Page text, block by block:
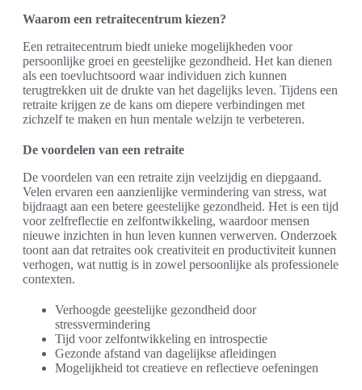
Waarom een retraitecentrum kiezen?
Een retraitecentrum biedt unieke mogelijkheden voor
persoonlijke groei en geestelijke gezondheid. Het kan dienen
als een toevluchtsoord waar individuen zich kunnen
terugtrekken uit de drukte van het dagelijks leven. Tijdens een
retraite krijgen ze de kans om diepere verbindingen met
zichzelf te maken en hun mentale welzijn te verbeteren.
De voordelen van een retraite
De voordelen van een retraite zijn veelzijdig en diepgaand.
Velen ervaren een aanzienlijke vermindering van stress, wat
bijdraagt aan een betere geestelijke gezondheid. Het is een tijd
voor zelfreflectie en zelfontwikkeling, waardoor mensen
nieuwe inzichten in hun leven kunnen verwerven. Onderzoek
toont aan dat retraites ook creativiteit en productiviteit kunnen
verhogen, wat nuttig is in zowel persoonlijke als professionele
contexten.
Verhoogde geestelijke gezondheid door
stressvermindering
Tijd voor zelfontwikkeling en introspectie
Gezonde afstand van dagelijkse afleidingen
Mogelijkheid tot creatieve en reflectieve oefeningen